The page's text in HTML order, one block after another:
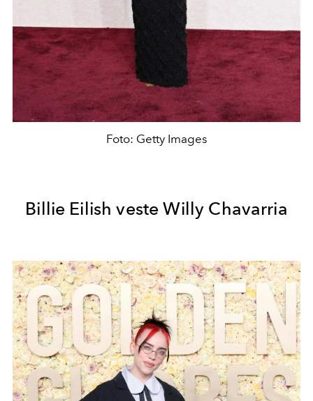
Foto: Getty Images
Billie Eilish veste Willy Chavarria